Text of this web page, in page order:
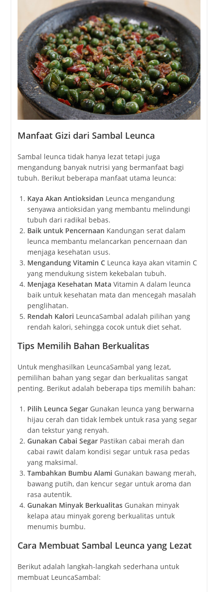
Manfaat Gizi dari Sambal Leunca
Sambal leunca tidak hanya lezat tetapi juga
mengandung banyak nutrisi yang bermanfaat bagi
tubuh. Berikut beberapa manfaat utama leunca:
Kaya Akan Antioksidan Leunca mengandung
senyawa antioksidan yang membantu melindungi
tubuh dari radikal bebas.
Baik untuk Pencernaan Kandungan serat dalam
leunca membantu melancarkan pencernaan dan
menjaga kesehatan usus.
Mengandung Vitamin CLeunca kaya akan vitamin C
yang mendukung sistem kekebalan tubuh.
Menjaga Kesehatan Mata Vitamin A dalam leunca
baik untuk kesehatan mata dan mencegah masalah
penglihatan.
Rendah Kalori LeuncaSambal adalah pilihan yang
rendah kalori, sehingga cocok untuk diet sehat.
Tips Memilih Bahan Berkualitas
Untuk menghasilkan LeuncaSambal yang lezat,
pemilihan bahan yang segar dan berkualitas sangat
penting. Berikut adalah beberapa tips memilih bahan:
Pilih Leunca SegarGunakan leunca yang berwarna
hijau cerah dan tidak lembek untuk rasa yang segar
dan tekstur yang renyah.
Gunakan Cabai SegarPastikan cabai merah dan
cabai rawit dalam kondisi segar untuk rasa pedas
yang maksimal.
Tambahkan Bumbu Alami Gunakan bawang merah,
bawang putih, dan kencur segar untuk aroma dan
rasa autentik.
Gunakan Minyak BerkualitasGunakan minyak
kelapa atau minyak goreng berkualitas untuk
menumis bumbu.
Cara Membuat Sambal Leunca yang Lezat
Berikut adalah langkah-langkah sederhana untuk
membuat LeuncaSambal: